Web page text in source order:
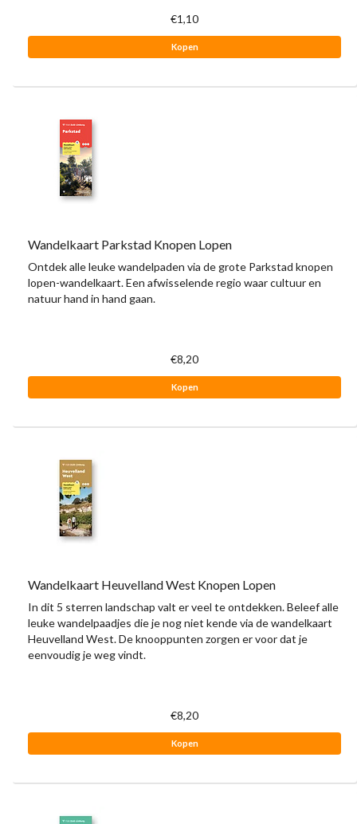
€1,10
Kopen
Wandelkaart Parkstad Knopen Lopen
Ontdek alle leuke wandelpaden via de grote Parkstad knopen
lopen-wandelkaart. Een afwisselende regio waar cultuur en
natuur hand in hand gaan.
€8,20
Kopen
Wandelkaart Heuvelland West Knopen Lopen
In dit 5 sterren landschap valt er veel te ontdekken. Beleef alle
leuke wandelpaadjes die je nog niet kende via de wandelkaart
Heuvelland West. De knooppunten zorgen er voor dat je
eenvoudig je weg vindt.
€8,20
Kopen